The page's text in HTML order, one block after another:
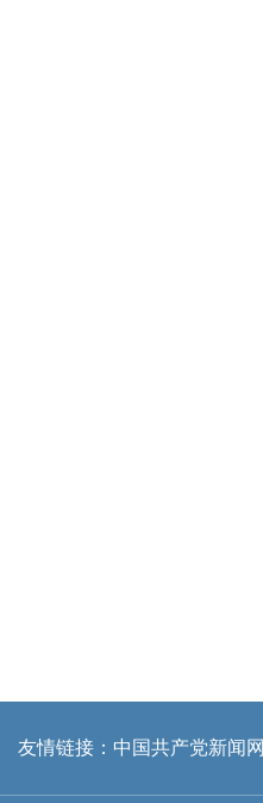
友情链接： 中国共产党新闻网